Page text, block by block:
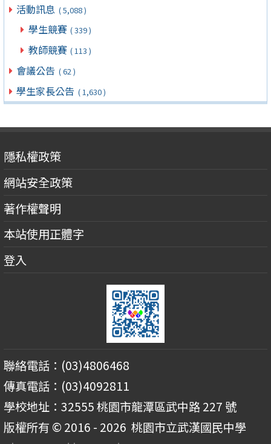
活動訊息 ( 5,088 )
學生競賽 ( 339 )
教師競賽 ( 113 )
會議公告 ( 62 )
學生家長公告 ( 1,630 )
隱私權政策
網站安全政策
著作權聲明
本站使用正體字
登入
聯絡電話：(03)4806468
傳真電話：(03)4092811
學校地址：32555 桃園市龍潭區武中路 227 號
版權所有 © 2016 - 2026 桃園市立武漢國民中學